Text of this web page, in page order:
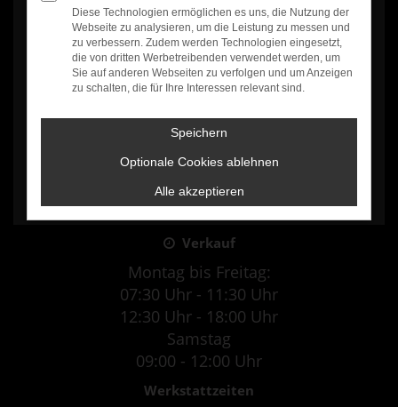
Es wird versucht, Inhalte vonwww.google.comzu laden. Dabei
können Daten an Dritte weitergegeben werden. Wenn Sie damit
einverstanden sind, klicken Sie bitte auf "Bestätigen".
Bestätigen
Verkauf
Montag bis Freitag:
07:30 Uhr - 11:30 Uhr
12:30 Uhr - 18:00 Uhr
Samstag
09:00 - 12:00 Uhr
Werkstattzeiten
Diese Technologien ermöglichen es uns, die Nutzung der
Webseite zu analysieren, um die Leistung zu messen und
zu verbessern. Zudem werden Technologien eingesetzt,
die von dritten Werbetreibenden verwendet werden, um
Sie auf anderen Webseiten zu verfolgen und um Anzeigen
zu schalten, die für Ihre Interessen relevant sind.
Speichern
Optionale Cookies ablehnen
Alle akzeptieren